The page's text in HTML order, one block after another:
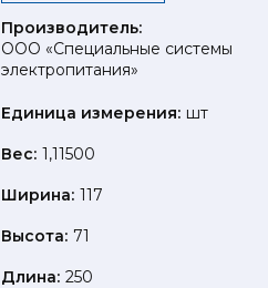
Производитель:
ООО «Специальные системы
электропитания»
Единица измерения: шт
Вес: 1,11500
Ширина: 117
Высота: 71
Длина: 250